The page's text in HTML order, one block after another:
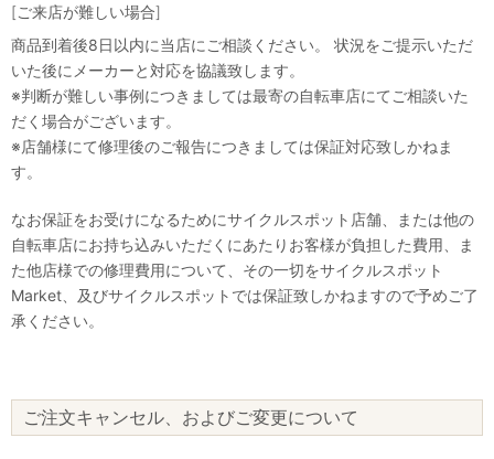
[ご来店が難しい場合]
商品到着後8日以内に当店にご相談ください。 状況をご提示いただ
いた後にメーカーと対応を協議致します。
※判断が難しい事例につきましては最寄の自転車店にてご相談いた
だく場合がございます。
※店舗様にて修理後のご報告につきましては保証対応致しかねま
す。
なお保証をお受けになるためにサイクルスポット店舗、または他の
自転車店にお持ち込みいただくにあたりお客様が負担した費用、ま
た他店様での修理費用について、その一切をサイクルスポット
Market、及びサイクルスポットでは保証致しかねますので予めご了
承ください。
ご注文キャンセル、およびご変更について